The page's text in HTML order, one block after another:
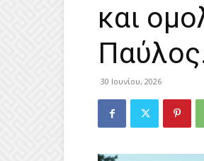
και
30 Ιουνίου, 2026